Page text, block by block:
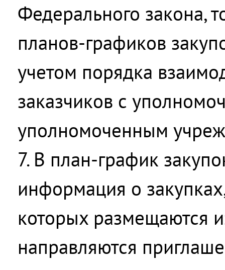
Федерального закона,
планов-графиков
учетом порядка
заказчиков с
уполномоченным
7. В план-график
информация о
которых размещаются
направляются